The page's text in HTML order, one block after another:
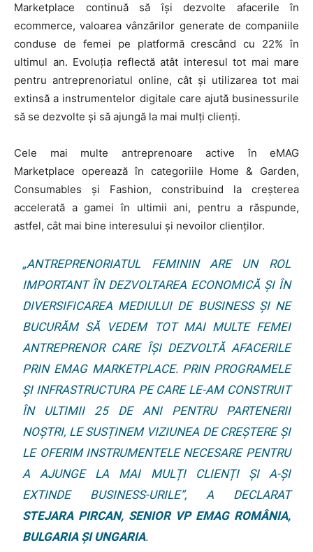
Marketplace continuă să își dezvolte afacerile în
ecommerce, valoarea vânzărilor generate de companiile
conduse de femei pe platformă crescând cu 22% în
ultimul an. Evoluția reflectă atât interesul tot mai mare
pentru antreprenoriatul online, cât și utilizarea tot mai
extinsă a instrumentelor digitale care ajută businessurile
să se dezvolte și să ajungă la mai mulți clienți.
Cele mai multe antreprenoare active în eMAG
Marketplace operează în categoriile Home & Garden,
Consumables și Fashion, constribuind la creșterea
accelerată a gamei în ultimii ani, pentru a răspunde,
astfel, cât mai bine interesului și nevoilor clienților.
„ANTREPRENORIATUL FEMININ ARE UN ROL
IMPORTANT ÎN DEZVOLTAREA ECONOMICĂ ȘI ÎN
DIVERSIFICAREA MEDIULUI DE BUSINESS ȘI NE
BUCURĂM SĂ VEDEM TOT MAI MULTE FEMEI
ANTREPRENOR CARE ÎȘI DEZVOLTĂ AFACERILE
PRIN EMAG MARKETPLACE. PRIN PROGRAMELE
ȘI INFRASTRUCTURA PE CARE LE-AM CONSTRUIT
ÎN ULTIMII 25 DE ANI PENTRU PARTENERII
NOȘTRI, LE SUSȚINEM VIZIUNEA DE CREȘTERE ȘI
LE OFERIM INSTRUMENTELE NECESARE PENTRU
A AJUNGE LA MAI MULȚI CLIENȚI ȘI A-ȘI
EXTINDE BUSINESS-URILE”, A DECLARAT
STEJARA PIRCAN, SENIOR VP EMAG ROMÂNIA,
BULGARIA ȘI UNGARIA.